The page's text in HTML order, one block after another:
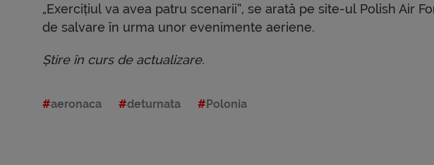
„Exercițiul va avea patru scenarii”, se arată pe site-ul Polish Air
de salvare în urma unor evenimente aeriene.
Știre în curs de actualizare.
aeronaca deturnata Polonia